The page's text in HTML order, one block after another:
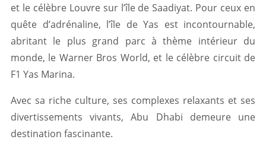
et le célèbre Louvre sur l’île de Saadiyat. Pour ceux en
quête d’adrénaline, l’île de Yas est incontournable,
abritant le plus grand parc à thème intérieur du
monde, le Warner Bros World, et le célèbre circuit de
F1 Yas Marina.
Avec sa riche culture, ses complexes relaxants et ses
divertissements vivants, Abu Dhabi demeure une
destination fascinante.